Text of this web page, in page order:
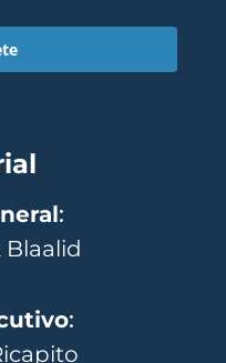
:
Blaalid
: